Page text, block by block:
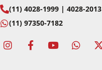
(11) 4028-1999 | 4028-2013
(11) 97350-7182